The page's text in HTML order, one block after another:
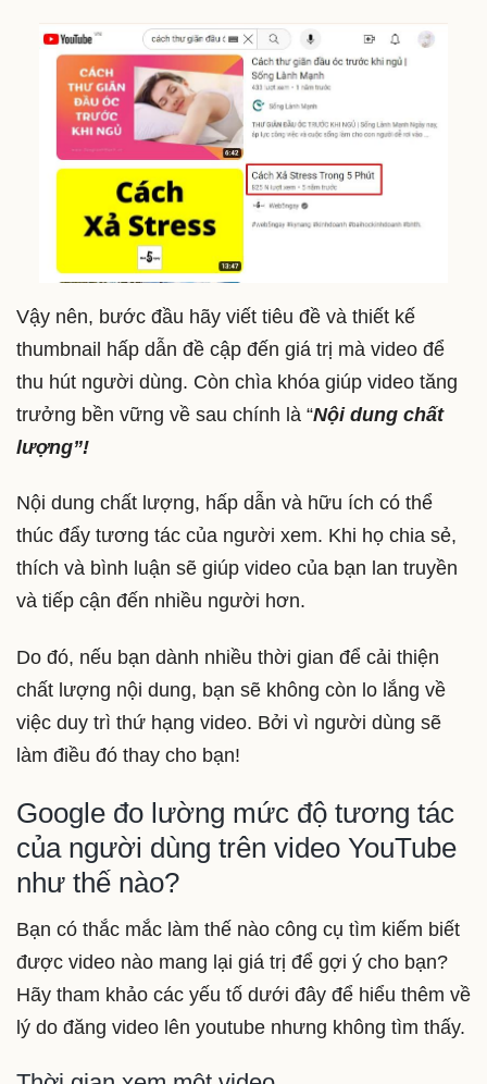
Vậy nên, bước đầu hãy viết tiêu đề và thiết kế
thumbnail hấp dẫn đề cập đến giá trị mà video để
thu hút người dùng. Còn chìa khóa giúp video tăng
trưởng bền vững về sau chính là “Nội dung chất
lượng”!
Nội dung chất lượng, hấp dẫn và hữu ích có thể
thúc đẩy tương tác của người xem. Khi họ chia sẻ,
thích và bình luận sẽ giúp video của bạn lan truyền
và tiếp cận đến nhiều người hơn.
Do đó, nếu bạn dành nhiều thời gian để cải thiện
chất lượng nội dung, bạn sẽ không còn lo lắng về
việc duy trì thứ hạng video. Bởi vì người dùng sẽ
làm điều đó thay cho bạn!
Google đo lường mức độ tương tác
của người dùng trên video YouTube
như thế nào?
Bạn có thắc mắc làm thế nào công cụ tìm kiếm biết
được video nào mang lại giá trị để gợi ý cho bạn?
Hãy tham khảo các yếu tố dưới đây để hiểu thêm về
lý do đăng video lên youtube nhưng không tìm thấy.